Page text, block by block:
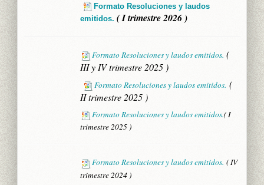
Formato Resoluciones y laudos
emitidos. ( I trimestre 2026 )
Formato Resoluciones y laudos emitidos. (
III y IV trimestre 2025 )
Formato Resoluciones y laudos emitidos. (
II trimestre 2025 )
Formato Resoluciones y laudos emitidos.( I
trimestre 2025 )
Formato Resoluciones y laudos emitidos. ( IV
trimestre 2024 )